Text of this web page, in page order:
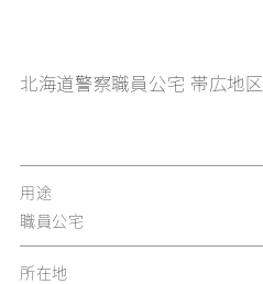
北海道警察職員公宅 帯広地区
用途
職員公宅
所在地